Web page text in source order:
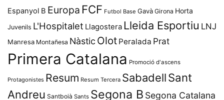
Espanyol B Europa FCF Futbol Base Gavà Girona Horta
Juvenils L'Hospitalet Llagostera Lleida Esportiu LNJ
Manresa Montañesa Nàstic Olot Peralada Prat
Primera Catalana Promoció d'ascens
Protagonistes Resum Resum Tercera SabadellSant
Andreu Santboià Sants Segona B Segona Catalana